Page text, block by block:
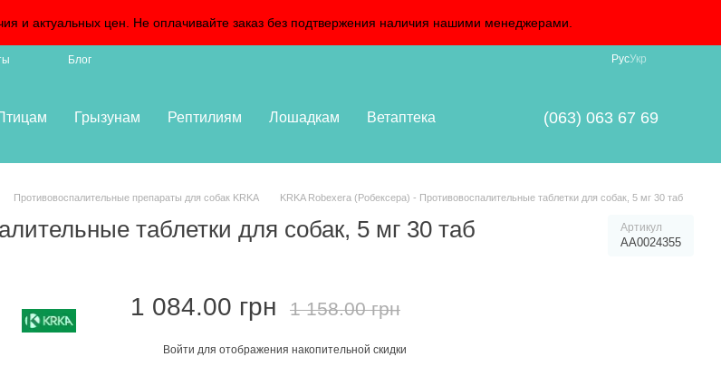
и актуальных цен. Не оплачивайте заказ без подтвержения наличия нашими менеджерами.
Блог РусУкр
Грызунам Рептилиям Лошадкам Ветаптека (063) 063 67 69
Противовоспалительные препараты для собак KRKA KRKA Robexera (Робексера) - Противовоспалительные таблетки для собак, 5 мг 30 таб
таблетки для собак, 5 мг 30 таб Артикул
АА0024355
1 084.00 грн 1 158.00 грн
Войти для отображения накопительной скидки